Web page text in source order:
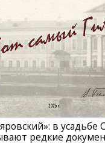
в усадьбе
редкие